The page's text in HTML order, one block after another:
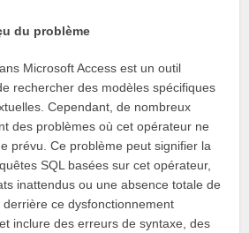
du problème
Microsoft Access est un outil
rechercher des modèles spécifiques
Cependant, de nombreux
des problèmes où cet opérateur ne
prévu. Ce problème peut signifier la
SQL basées sur cet opérateur,
inattendus ou une absence totale de
ce dysfonctionnement
inclure des erreurs de syntaxe, des